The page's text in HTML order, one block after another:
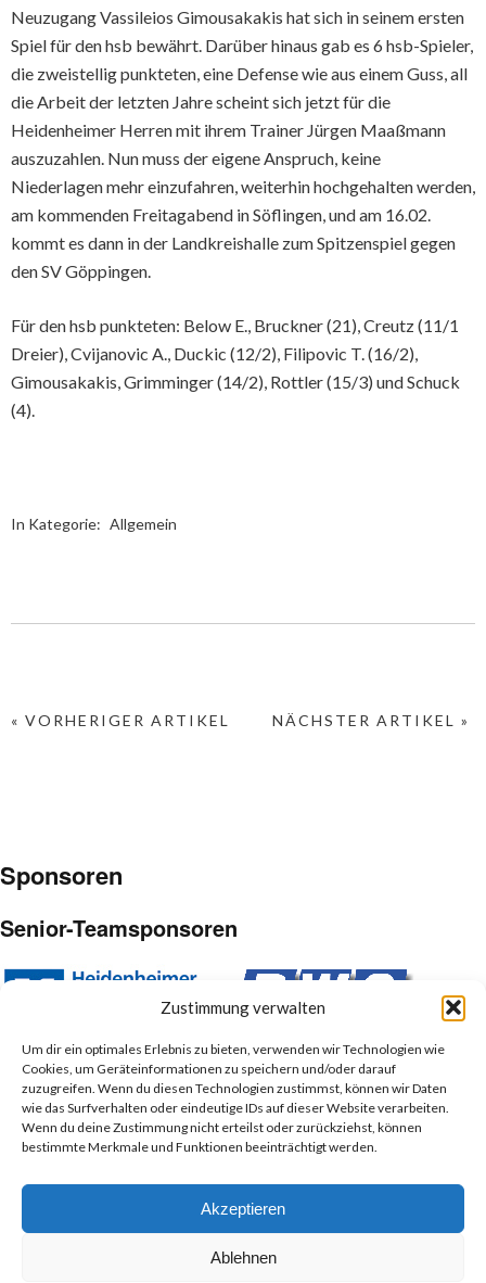
Zustimmung verwalten
Um dir ein optimales Erlebnis zu bieten, verwenden wir Technologien wie
Cookies, um Geräteinformationen zu speichern und/oder darauf
zuzugreifen. Wenn du diesen Technologien zustimmst, können wir Daten
wie das Surfverhalten oder eindeutige IDs auf dieser Website verarbeiten.
Wenn du deine Zustimmung nicht erteilst oder zurückziehst, können
bestimmte Merkmale und Funktionen beeinträchtigt werden.
Akzeptieren
Ablehnen
Neuzugang Vassileios Gimousakakis hat sich in seinem ersten
Spiel für den hsb bewährt. Darüber hinaus gab es 6 hsb-Spieler,
die zweistellig punkteten, eine Defense wie aus einem Guss, all
die Arbeit der letzten Jahre scheint sich jetzt für die
Heidenheimer Herren mit ihrem Trainer Jürgen Maaßmann
auszuzahlen. Nun muss der eigene Anspruch, keine
Niederlagen mehr einzufahren, weiterhin hochgehalten werden,
am kommenden Freitagabend in Söflingen, und am 16.02.
kommt es dann in der Landkreishalle zum Spitzenspiel gegen
den SV Göppingen.
Für den hsb punkteten: Below E., Bruckner (21), Creutz (11/1
Dreier), Cvijanovic A., Duckic (12/2), Filipovic T. (16/2),
Gimousakakis, Grimminger (14/2), Rottler (15/3) und Schuck
(4).
In Kategorie: Allgemein
NÄCHSTER ARTIKEL »
« VORHERIGER ARTIKEL
Sponsoren
Senior-Teamsponsoren
Junior-Teamsponsoren